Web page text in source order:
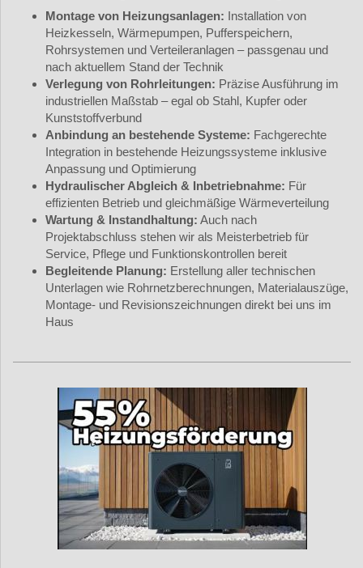
Montage von Heizungsanlagen: Installation von
Heizkesseln, Wärmepumpen, Pufferspeichern,
Rohrsystemen und Verteileranlagen – passgenau und
nach aktuellem Stand der Technik
Verlegung von Rohrleitungen: Präzise Ausführung im
industriellen Maßstab – egal ob Stahl, Kupfer oder
Kunststoffverbund
Anbindung an bestehende Systeme: Fachgerechte
Integration in bestehende Heizungssysteme inklusive
Anpassung und Optimierung
Hydraulischer Abgleich & Inbetriebnahme: Für
effizienten Betrieb und gleichmäßige Wärmeverteilung
Wartung & Instandhaltung: Auch nach
Projektabschluss stehen wir als Meisterbetrieb für
Service, Pflege und Funktionskontrollen bereit
Begleitende Planung: Erstellung aller technischen
Unterlagen wie Rohrnetzberechnungen, Materialauszüge,
Montage- und Revisionszeichnungen direkt bei uns im
Haus